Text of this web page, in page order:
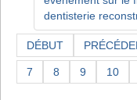
dentisterie
DÉBUT
7 8 9 10